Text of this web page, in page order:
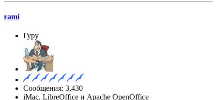
rami
Гуру
Сообщения: 3,430
iMac, LibreOffice и Apache OpenOffice